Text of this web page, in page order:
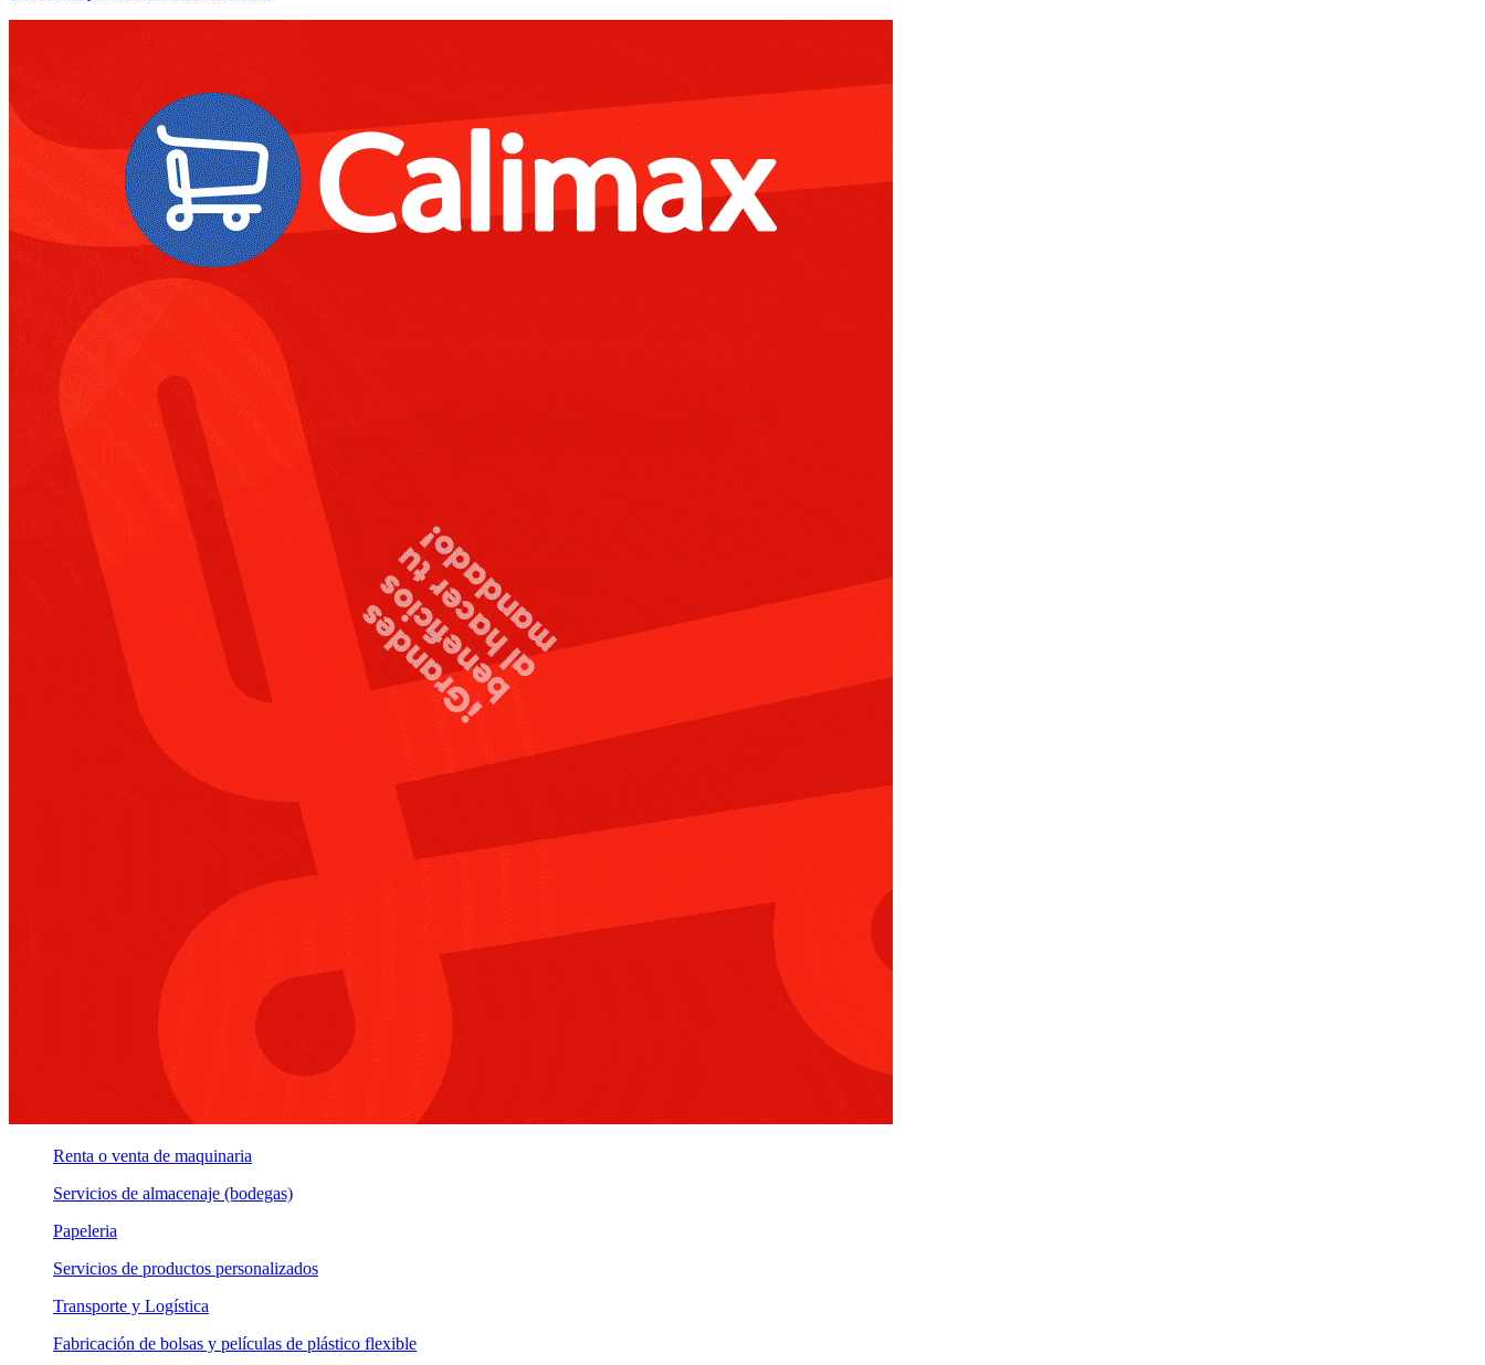
Renta o venta de maquinaria
Servicios de almacenaje (bodegas)
Papeleria
Servicios de productos personalizados
Transporte y Logística
Fabricación de bolsas y películas de plástico flexible